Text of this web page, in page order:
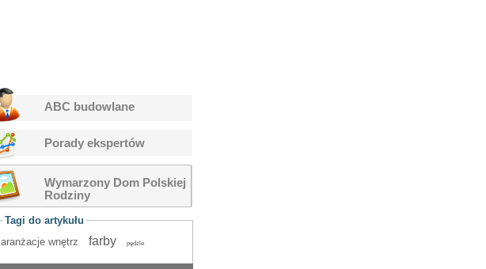
ABC budowlane
Porady ekspertów
Wymarzony Dom Polskiej
Rodziny
Tagi do artykułu
aranżacje wnętrz
farby pędzle